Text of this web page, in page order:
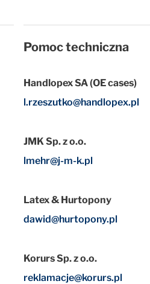
Pomoc techniczna
Handlopex SA (OE cases)
l.rzeszutko@handlopex.pl
JMK Sp. z o.o.
lmehr@j-m-k.pl
Latex & Hurtopony
dawid@hurtopony.pl
Korurs Sp. z o.o.
reklamacje@korurs.pl